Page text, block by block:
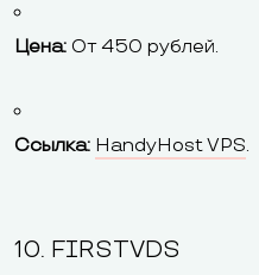
Цена: От 450 рублей.
Ссылка: HandyHost VPS.
10. FIRSTVDS